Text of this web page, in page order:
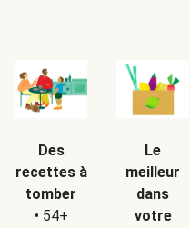
Des
recettes à
tomber
• 54+
Le
meilleur
dans
votre